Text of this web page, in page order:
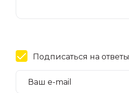
Подписаться на ответы